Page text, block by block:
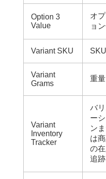
Option 3
Value
オ
ョ
Variant SKU SKU
Variant
Grams
重量
Variant
Inventory
Tracker
バ
ー
ン
は
の
追跡